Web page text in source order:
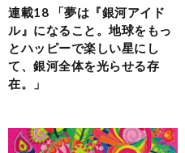
連載18 「夢は『銀河アイド
ル』になること。地球をもっ
とハッピーで楽しい星にし
て、銀河全体を光らせる存
在。」